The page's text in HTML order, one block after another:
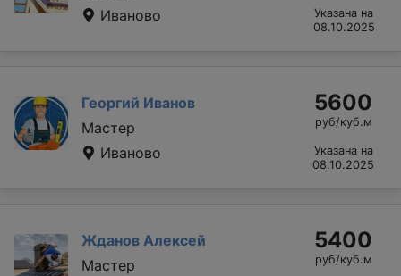
Иваново
Указана на
08.10.2025
Георгий Иванов
Мастер
Иваново
5600
руб/куб.м
Указана на
08.10.2025
Жданов Алексей
Мастер
5400
руб/куб.м